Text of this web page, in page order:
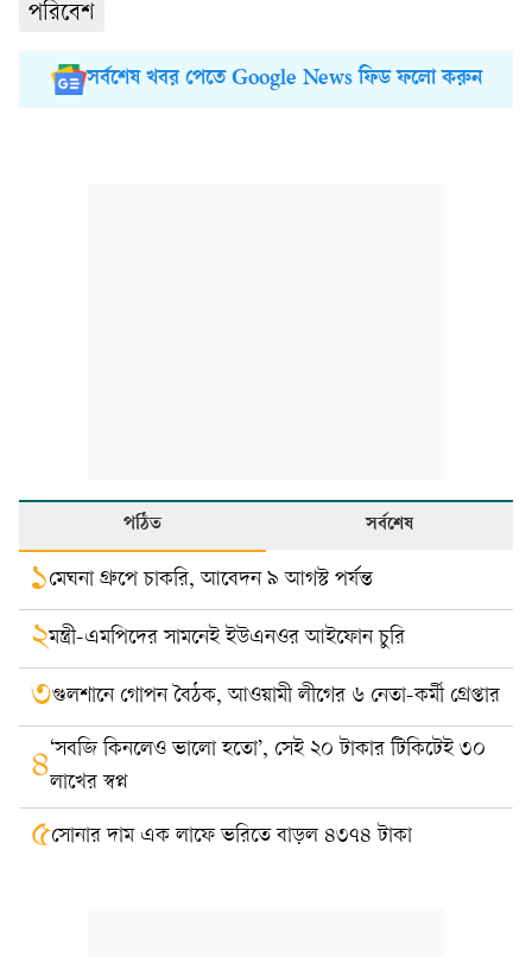
পরিবেশ
সর্বশেষ খবর পেতে Google News ফিড ফলো করুন
পঠিত সর্বশেষ
১মেঘনা গ্রুপে চাকরি, আবেদন ৯ আগস্ট পর্যন্ত
২মন্ত্রী-এমপিদের সামনেই ইউএনওর আইফোন চুরি
৩গুলশানে গোপন বৈঠক, আওয়ামী লীগের ৬ নেতা-কর্মী গ্রেপ্তার
৪‘সবজি কিনলেও ভালো হতো’, সেই ২০ টাকার টিকিটেই ৩০
লাখের স্বপ্ন
৫সোনার দাম এক লাফে ভরিতে বাড়ল ৪৩৭৪ টাকা